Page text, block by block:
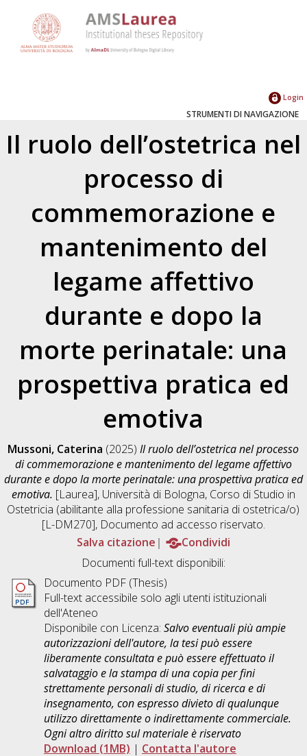
Login
STRUMENTI DI NAVIGAZIONE
Il ruolo dell’ostetrica nel
processo di
commemorazione e
mantenimento del
legame affettivo
durante e dopo la
morte perinatale: una
prospettiva pratica ed
emotiva
Mussoni, Caterina (2025)Il ruolo dell’ostetrica nel processo
di commemorazione e mantenimento del legame affettivo
durante e dopo la morte perinatale: una prospettiva pratica ed
emotiva. [Laurea], Università di Bologna, Corso di Studio in
Ostetricia (abilitante alla professione sanitaria di ostetrica/o)
[L-DM270], Documento ad accesso riservato.
Salva citazione
Condividi
Documenti full-text disponibili:
Documento PDF (Thesis)
Full-text accessibile solo agli utenti istituzionali
dell'Ateneo
Disponibile con Licenza: Salvo eventuali più ampie
autorizzazioni dell'autore, la tesi può essere
liberamente consultata e può essere effettuato il
salvataggio e la stampa di una copia per fini
strettamente personali di studio, di ricerca e di
insegnamento, con espresso divieto di qualunque
utilizzo direttamente o indirettamente commerciale.
Ogni altro diritto sul materiale è riservato
Download (1MB) | Contatta l'autore